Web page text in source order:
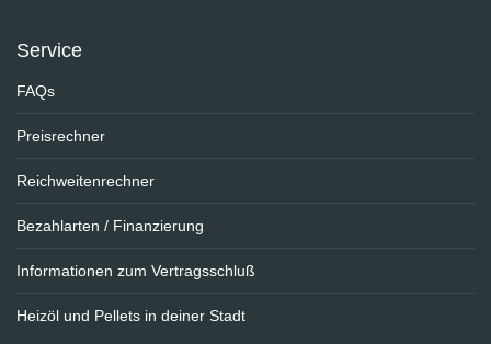
Service
FAQs
Preisrechner
Reichweitenrechner
Bezahlarten / Finanzierung
Informationen zum Vertragsschluß
Heizöl und Pellets in deiner Stadt